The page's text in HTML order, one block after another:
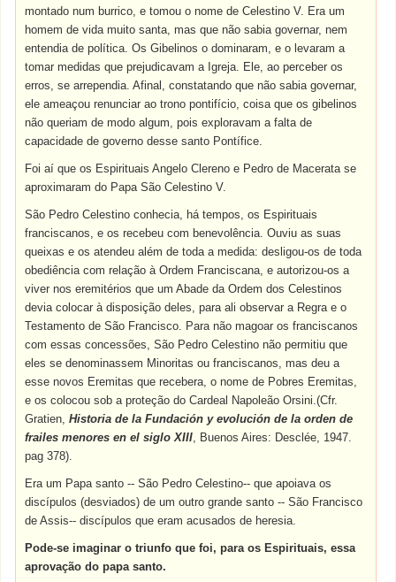
montado num burrico, e tomou o nome de Celestino V. Era um
homem de vida muito santa, mas que não sabia governar, nem
entendia de política. Os Gibelinos o dominaram, e o levaram a
tomar medidas que prejudicavam a Igreja. Ele, ao perceber os
erros, se arrependia. Afinal, constatando que não sabia governar,
ele ameaçou renunciar ao trono pontifício, coisa que os gibelinos
não queriam de modo algum, pois exploravam a falta de
capacidade de governo desse santo Pontífice.
Foi aí que os Espirituais Angelo Clereno e Pedro de Macerata se
aproximaram do Papa São Celestino V.
São Pedro Celestino conhecia, há tempos, os Espirituais
franciscanos, e os recebeu com benevolência. Ouviu as suas
queixas e os atendeu além de toda a medida: desligou-os de toda
obediência com relação à Ordem Franciscana, e autorizou-os a
viver nos eremitérios que um Abade da Ordem dos Celestinos
devia colocar à disposição deles, para ali observar a Regra e o
Testamento de São Francisco. Para não magoar os franciscanos
com essas concessões, São Pedro Celestino não permitiu que
eles se denominassem Minoritas ou franciscanos, mas deu a
esse novos Eremitas que recebera, o nome de Pobres Eremitas,
e os colocou sob a proteção do Cardeal Napoleão Orsini.(Cfr.
Gratien,Historia de la Fundación y evolución de la orden de
frailes menores en el siglo XIII, Buenos Aires: Desclée, 1947.
pag 378).
Era um Papa santo -- São Pedro Celestino-- que apoiava os
discípulos (desviados) de um outro grande santo -- São Francisco
de Assis-- discípulos que eram acusados de heresia.
Pode-se imaginar o triunfo que foi, para os Espirituais, essa
aprovação do papa santo.